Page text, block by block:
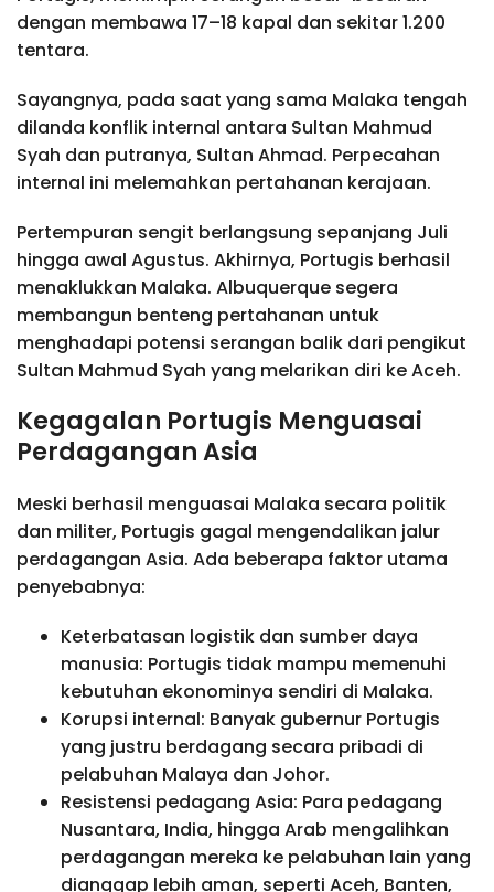
dengan membawa 17–18 kapal dan sekitar 1.200
tentara.
Sayangnya, pada saat yang sama Malaka tengah
dilanda konflik internal antara Sultan Mahmud
Syah dan putranya, Sultan Ahmad. Perpecahan
internal ini melemahkan pertahanan kerajaan.
Pertempuran sengit berlangsung sepanjang Juli
hingga awal Agustus. Akhirnya, Portugis berhasil
menaklukkan Malaka. Albuquerque segera
membangun benteng pertahanan untuk
menghadapi potensi serangan balik dari pengikut
Sultan Mahmud Syah yang melarikan diri ke Aceh.
Kegagalan Portugis Menguasai
Perdagangan Asia
Meski berhasil menguasai Malaka secara politik
dan militer, Portugis gagal mengendalikan jalur
perdagangan Asia. Ada beberapa faktor utama
penyebabnya:
Keterbatasan logistik dan sumber daya
manusia: Portugis tidak mampu memenuhi
kebutuhan ekonominya sendiri di Malaka.
Korupsi internal: Banyak gubernur Portugis
yang justru berdagang secara pribadi di
pelabuhan Malaya dan Johor.
Resistensi pedagang Asia: Para pedagang
Nusantara, India, hingga Arab mengalihkan
perdagangan mereka ke pelabuhan lain yang
dianggap lebih aman, seperti Aceh, Banten,